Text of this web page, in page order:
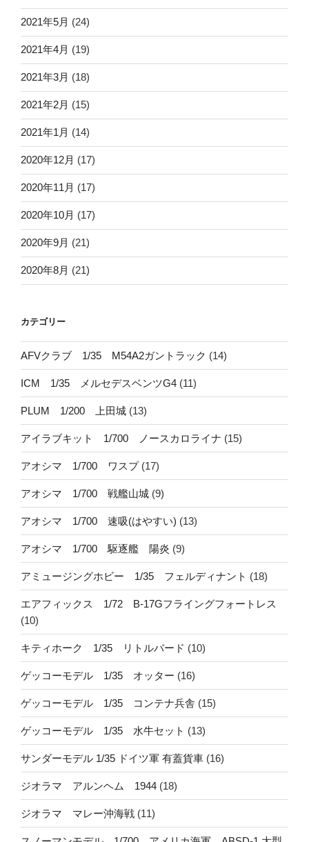
2021年5月 (24)
2021年4月 (19)
2021年3月 (18)
2021年2月 (15)
2021年1月 (14)
2020年12月 (17)
2020年11月 (17)
2020年10月 (17)
2020年9月 (21)
2020年8月 (21)
カテゴリー
AFVクラブ 1/35 M54A2ガントラック (14)
ICM 1/35 メルセデスベンツG4 (11)
PLUM 1/200 上田城 (13)
アイラブキット 1/700 ノースカロライナ (15)
アオシマ 1/700 ワスプ(17)
アオシマ 1/700 戦艦山城 (9)
アオシマ 1/700 速吸(はやすい) (13)
アオシマ 1/700 駆逐艦 陽炎 (9)
アミュージングホビー 1/35 フェルディナント (18)
エアフィックス 1/72 B-17Gフライングフォートレス
(10)
キティホーク 1/35 リトルバード (10)
ゲッコーモデル 1/35 オッター (16)
ゲッコーモデル 1/35 コンテナ兵舎 (15)
ゲッコーモデル 1/35 水牛セット (13)
サンダーモデル 1/35 ドイツ軍 有蓋貨車 (16)
ジオラマ アルンヘム 1944 (18)
ジオラマ マレー沖海戦 (11)